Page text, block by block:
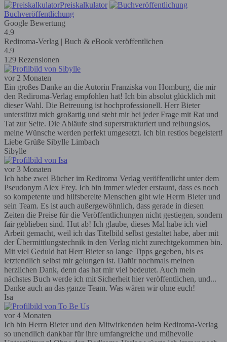
Preiskalkulator
Buchveröffentlichung
Google Bewertung
4.9
Rediroma-Verlag | Buch & eBook veröffentlichen
4.9
129 Rezensionen
vor 2 Monaten
Ein großes Danke an die Autorin Franziska von Homburg, die mir
den Rediroma-Verlag empfohlen hat! Ich bin absolut glücklich mit
dieser Wahl. Die Betreuung ist hochprofessionell. Herr Bieter
unterstützt mich großartig und steht mir bei jeder Frage mit Rat und
Tat zur Seite. Die Abläufe sind superstrukturiert und reibungslos,
meine Wünsche werden perfekt umgesetzt. Ich bin restlos begeistert!
Liebe Grüße Sibylle Limbach
Sibylle
vor 3 Monaten
Ich habe zwei Bücher im Rediroma Verlag veröffentlicht unter dem
Pseudonym Alex Frey. Ich bin immer wieder erstaunt, dass es noch
so kompetente und hilfsbereite Menschen gibt wie Herrn Bieter und
sein Team. Es ist auch außergewöhnlich, dass gerade in diesen
Zeiten die Preise für die Veröffentlichungen nicht gestiegen, sondern
fair geblieben sind. Hut ab! Ich glaube, dieses Mal habe ich viel
Arbeit gemacht, weil ich das Titelbild selbst gestaltet habe, aber mit
der Übermittlungstechnik in den Verlag nicht zurechtgekommen bin.
Mit viel Geduld hat Herr Bieter so lange Tipps gegeben, bis es
letztendlich selbst mir gelungen ist. Dafür nochmals meinen
herzlichen Dank, denn das hat mir viel bedeutet. Auch mein
nächstes Buch werde ich mit Sicherheit hier veröffentlichen, und...
Danke auch an das ganze Team. Was wären wir ohne euch!
Isa
vor 4 Monaten
Ich bin Herrn Bieter und den Mitwirkenden beim Rediroma-Verlag
so unendlich dankbar für ihre umfangreiche und mühevolle